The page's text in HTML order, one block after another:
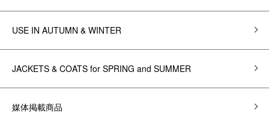
USE IN AUTUMN & WINTER
JACKETS & COATS for SPRING and SUMMER
媒体掲載商品